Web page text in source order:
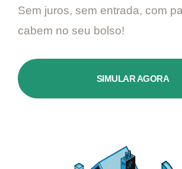
Sem juros, sem entrada, com
cabem no seu bolso!
SIMULAR AGORA